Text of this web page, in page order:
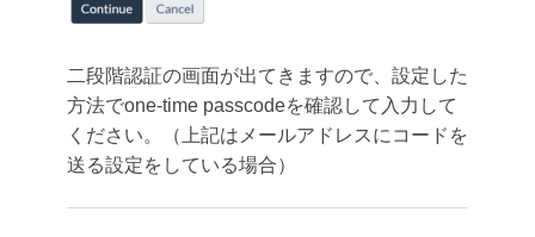
二段階認証の画面が出てきますので、設定した
方法でone-time passcodeを確認して入力して
ください。（上記はメールアドレスにコードを
送る設定をしている場合）